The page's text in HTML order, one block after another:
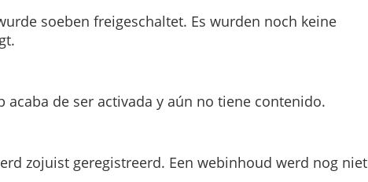
soeben freigeschaltet. Es wurden noch keine
acaba de ser activada y aún no tiene contenido.
zojuist geregistreerd. Een webinhoud werd nog niet